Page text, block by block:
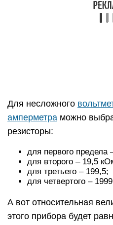
для второго – 19,5
для третьего – 199,5;
для четвертого –
подбирать близкими по
проводится финишная
производится
Как
вольтметр
Для того чтобы
максимально точны,